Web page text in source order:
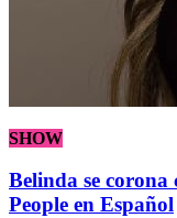
SHOW
Belinda se corona
People en Español